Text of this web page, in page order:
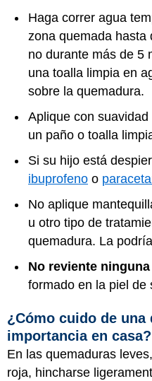
Haga correr agua
zona quemada hasta
no durante más de 5
una toalla limpia en
sobre la quemadura.
Aplique con
un paño o toalla
Si su hijo está
ibuprofeno o
No aplique
u otro tipo de
quemadura. La
No reviente
formado en la piel de
¿Cómo cuido de una
importancia en casa?
En las quemaduras
roja, hincharse